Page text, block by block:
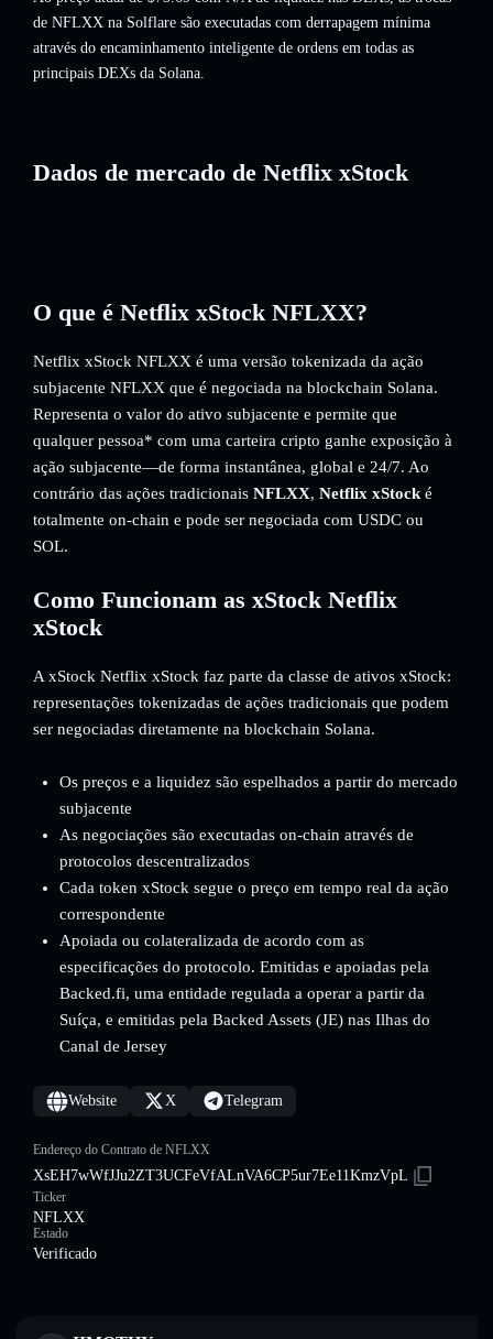
de NFLXX na Solflare são executadas com derrapagem mínima
através do encaminhamento inteligente de ordens em todas as
principais DEXs da Solana.
Dados de mercado de Netflix xStock
O que é Netflix xStock NFLXX?
Netflix xStock NFLXX é uma versão tokenizada da ação
subjacente NFLXX que é negociada na blockchain Solana.
Representa o valor do ativo subjacente e permite que
qualquer pessoa* com uma carteira cripto ganhe exposição à
ação subjacente—de forma instantânea, global e 24/7. Ao
contrário das ações tradicionais NFLXX, Netflix xStock é
totalmente on-chain e pode ser negociada com USDC ou
SOL.
Como Funcionam as xStock Netflix
xStock
A xStock Netflix xStock faz parte da classe de ativos xStock:
representações tokenizadas de ações tradicionais que podem
ser negociadas diretamente na blockchain Solana.
Os preços e a liquidez são espelhados a partir do mercado
subjacente
As negociações são executadas on-chain através de
protocolos descentralizados
Cada token xStock segue o preço em tempo real da ação
correspondente
Apoiada ou colateralizada de acordo com as
especificações do protocolo. Emitidas e apoiadas pela
Backed.fi, uma entidade regulada a operar a partir da
Suíça, e emitidas pela Backed Assets (JE) nas Ilhas do
Canal de Jersey
Website X Telegram
Endereço do Contrato de NFLXX
XsEH7wWfJJu2ZT3UCFeVfALnVA6CP5ur7Ee11KmzVpL
Ticker
NFLXX
Estado
Verificado